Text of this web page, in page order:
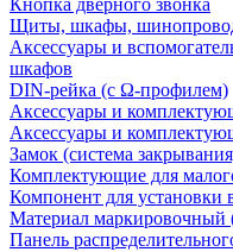
Кнопка дверного звонка
Щиты, шкафы,
Аксессуары и
шкафов
DIN-рейка (с Ω-профилем)
Аксессуары и
Аксессуары и
Замок (система
Комплектующие для
Компонент для установки
Материал маркировочный
Панель